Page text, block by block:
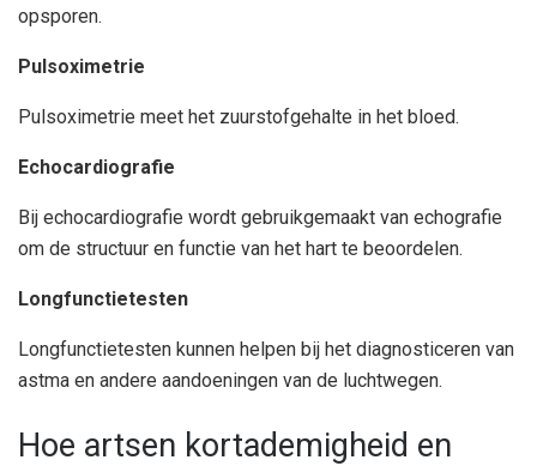
opsporen.
Pulsoximetrie
Pulsoximetrie meet het zuurstofgehalte in het bloed.
Echocardiografie
Bij echocardiografie wordt gebruikgemaakt van echografie
om de structuur en functie van het hart te beoordelen.
Longfunctietesten
Longfunctietesten kunnen helpen bij het diagnosticeren van
astma en andere aandoeningen van de luchtwegen.
Hoe artsen kortademigheid en